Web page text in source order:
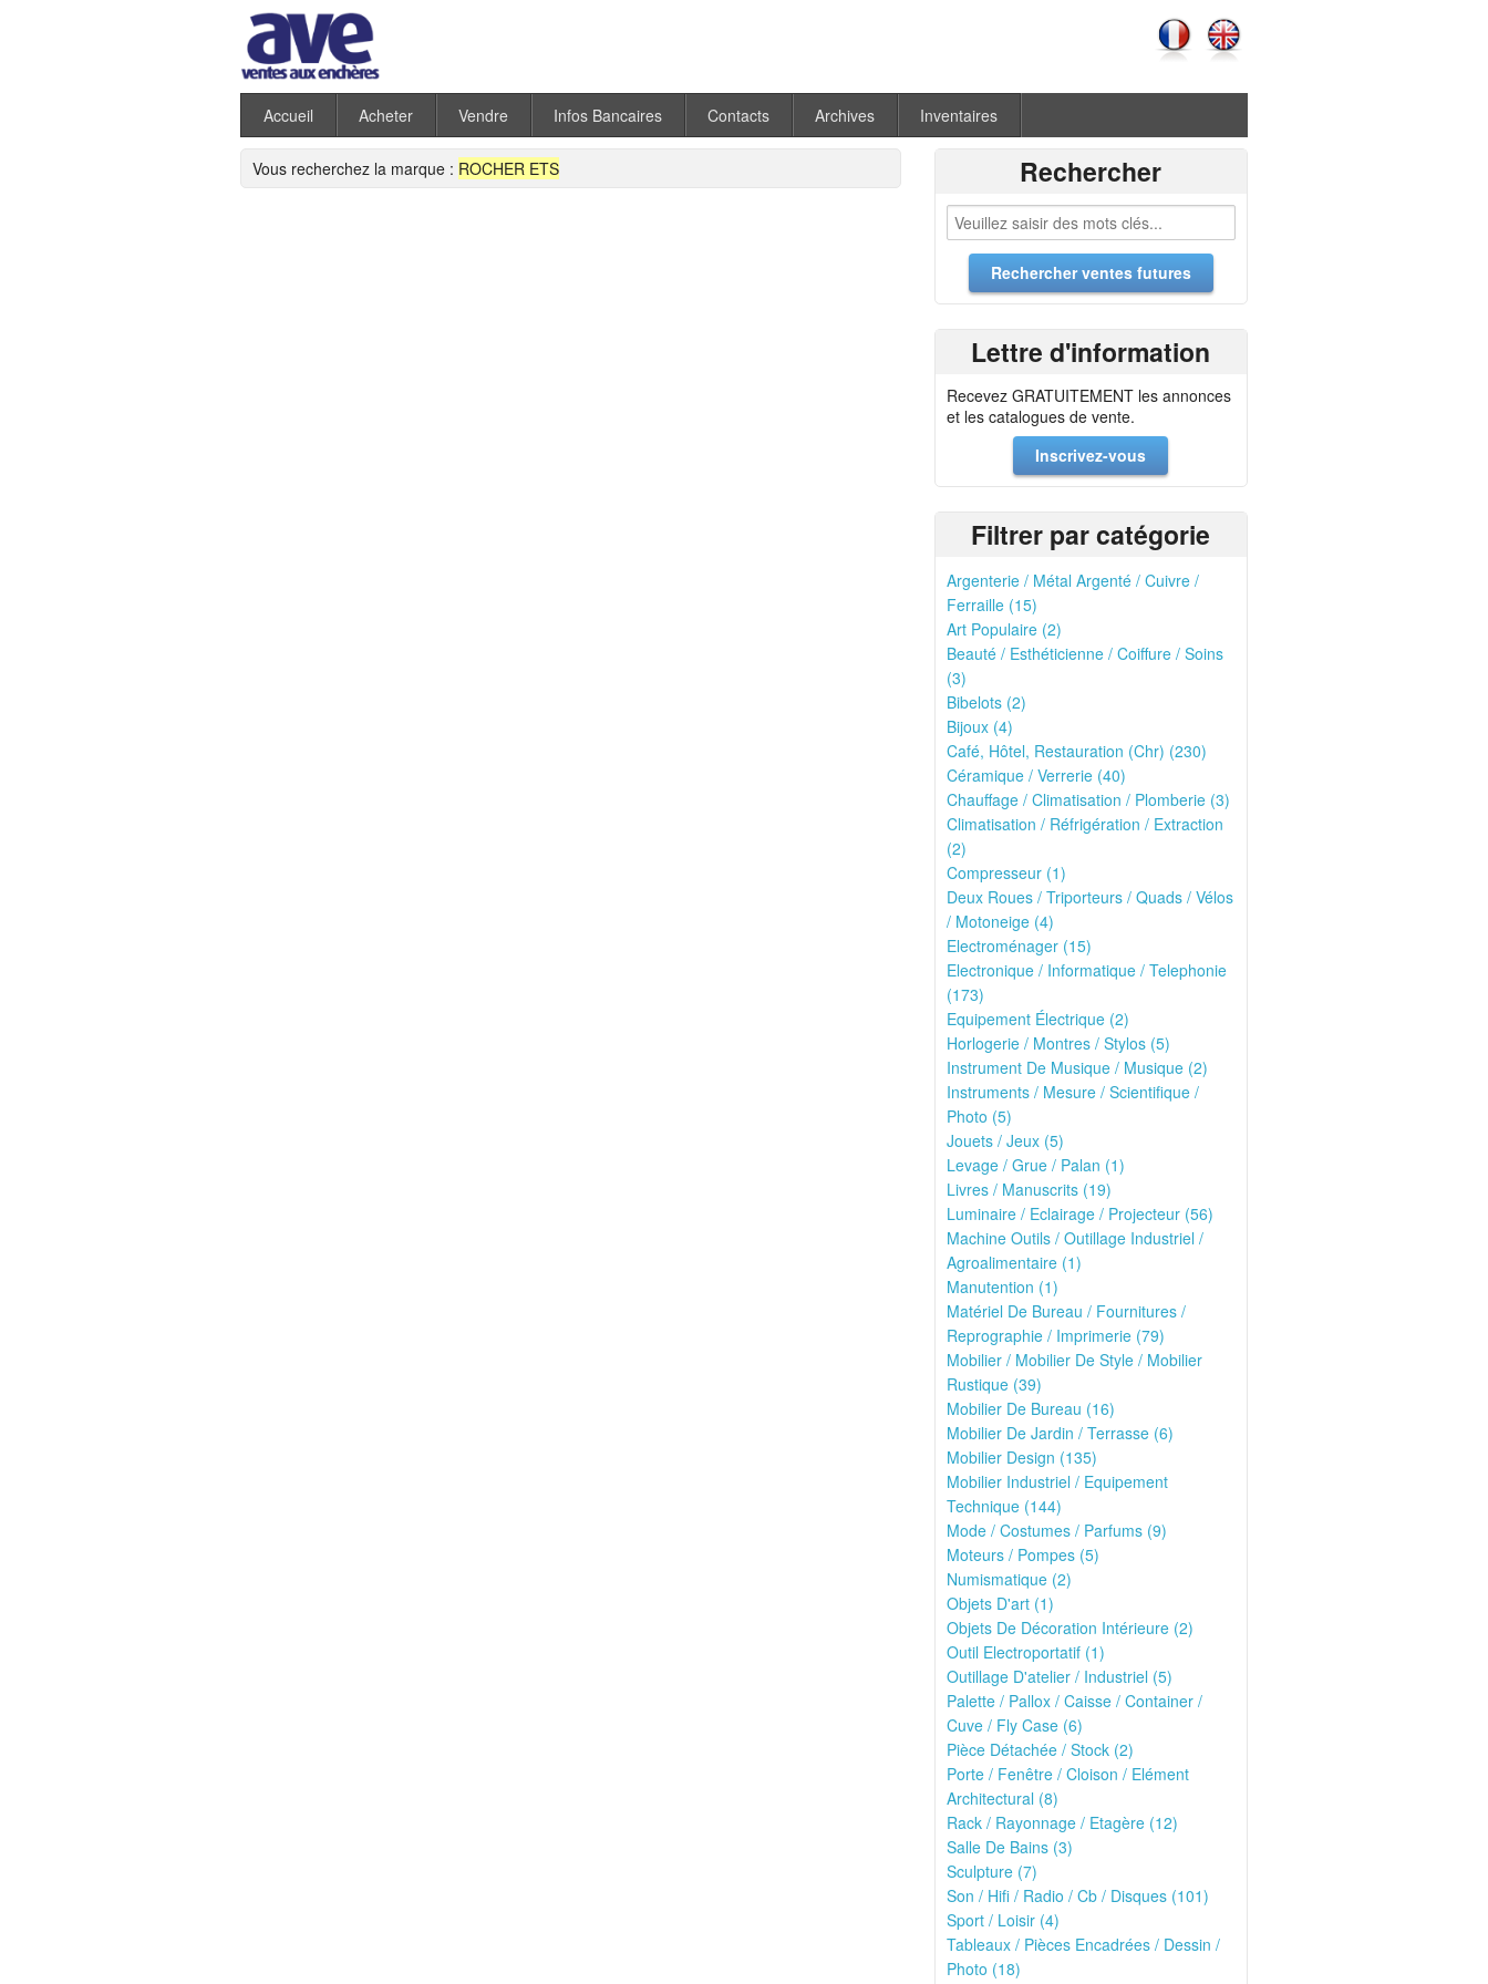
Accueil Acheter Vendre Infos Bancaires Contacts Archives Inventaires
Vous recherchez la marque : ROCHER ETS Rechercher
Lettre d'information
Recevez GRATUITEMENT les annonces
et les catalogues de vente.
Inscrivez-vous
Filtrer par catégorie
Argenterie / Métal Argenté / Cuivre /
Ferraille (15)
Art Populaire (2)
Beauté / Esthéticienne / Coiffure / Soins
(3)
Bibelots (2)
Bijoux (4)
Café, Hôtel, Restauration (Chr) (230)
Céramique / Verrerie (40)
Chauffage / Climatisation / Plomberie (3)
Climatisation / Réfrigération / Extraction
(2)
Compresseur (1)
Deux Roues / Triporteurs / Quads / Vélos
/ Motoneige (4)
Electroménager (15)
Electronique / Informatique / Telephonie
(173)
Equipement Électrique (2)
Horlogerie / Montres / Stylos (5)
Instrument De Musique / Musique (2)
Instruments / Mesure / Scientifique /
Photo (5)
Jouets / Jeux (5)
Levage / Grue / Palan (1)
Livres / Manuscrits (19)
Luminaire / Eclairage / Projecteur (56)
Machine Outils / Outillage Industriel /
Agroalimentaire (1)
Manutention (1)
Matériel De Bureau / Fournitures /
Reprographie / Imprimerie (79)
Mobilier / Mobilier De Style / Mobilier
Rustique (39)
Mobilier De Bureau (16)
Mobilier De Jardin / Terrasse (6)
Mobilier Design (135)
Mobilier Industriel / Equipement
Technique (144)
Mode / Costumes / Parfums (9)
Moteurs / Pompes (5)
Numismatique (2)
Objets D'art (1)
Objets De Décoration Intérieure (2)
Outil Electroportatif (1)
Outillage D'atelier / Industriel (5)
Palette / Pallox / Caisse / Container /
Cuve / Fly Case (6)
Pièce Détachée / Stock (2)
Porte / Fenêtre / Cloison / Elément
Architectural (8)
Rack / Rayonnage / Etagère (12)
Salle De Bains (3)
Sculpture (7)
Son / Hifi / Radio / Cb / Disques (101)
Sport / Loisir (4)
Tableaux / Pièces Encadrées / Dessin /
Photo (18)